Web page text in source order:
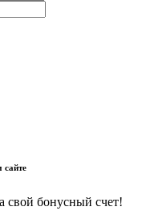
сайте
свой бонусный счет!